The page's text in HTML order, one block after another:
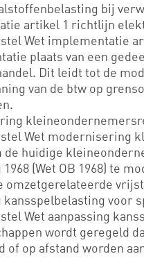
bij
artikel 1 richtlijn
Wet implementatie
plaats van een
Dit leidt tot de
van de btw op
Wet modernisering
de huidige
(Wet OB 1968) te
omzetgerelateerde
kansspelbelasting voor
Wet aanpassing
wordt geregeld
of op afstand worden